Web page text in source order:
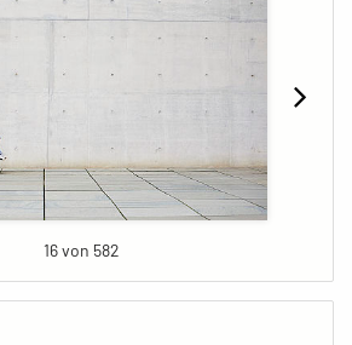
16 von 582